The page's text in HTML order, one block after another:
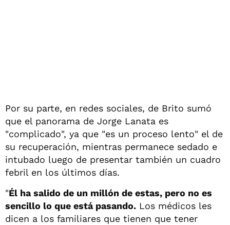
Por su parte, en redes sociales, de Brito sumó
que el panorama de Jorge Lanata es
"complicado", ya que "es un proceso lento" el de
su recuperación, mientras permanece sedado e
intubado luego de presentar también un cuadro
febril en los últimos días.
"Él ha salido de un millón de estas, pero no es
sencillo lo que está pasando. Los médicos les
dicen a los familiares que tienen que tener